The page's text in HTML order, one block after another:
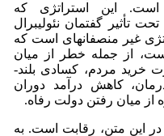
این استراتژی که
تأثیر گفتمان نئولیبرال
غیر منصفانه­ای است که
از جمله خطر از میان
رفتن انسجام اجتماعی، کاهش قدرت خرید مردم، کسادی بلند­
کاهش درآمد دوران
از میان رفتن دولت رفاه.
در این متن، رقابت است. به